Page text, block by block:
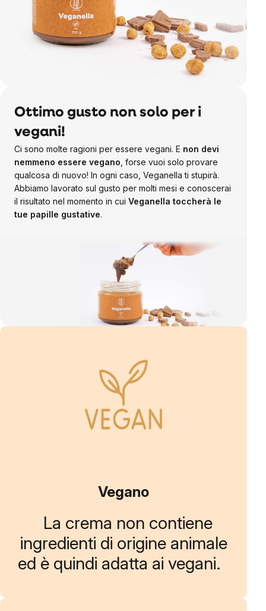
Ottimo gusto non solo per i
vegani!
Ci sono molte ragioni per essere vegani. E non devi
nemmeno essere vegano , forse vuoi solo provare
qualcosa di nuovo! In ogni caso, Veganella ti stupirà.
Abbiamo lavorato sul gusto per molti mesi e conoscerai
il risultato nel momento in cui Veganella toccherà le
tue papille gustative.
Vegano
La crema non contiene
ingredienti di origine animale
ed è quindi adatta ai vegani.